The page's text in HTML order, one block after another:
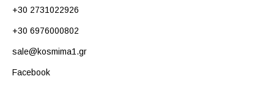
+30 2731022926
+30 6976000802
sale@kosmima1.gr
Facebook